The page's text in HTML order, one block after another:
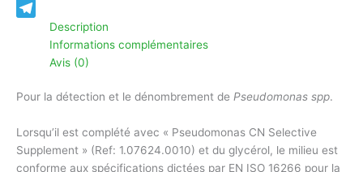
Viber
TelegramDescription
Informations complémentaires
Avis (0)
Pour la détection et le dénombrement de Pseudomonas spp.
Lorsqu’il est complété avec « Pseudomonas CN Selective
Supplement » (Ref: 1.07624.0010) et du glycérol, le milieu est
conforme aux spécifications dictées par EN ISO 16266 pour la